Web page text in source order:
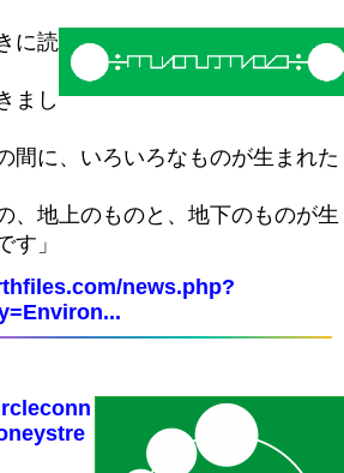
に読
まし
間に、いろいろなものが生まれた
、地上のものと、地下のものが生
す」
news.php?